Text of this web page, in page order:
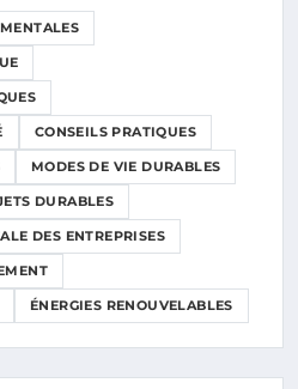
CONSEILS PRATIQUES
MODES DE VIE DURABLES
DURABLES
DES ENTREPRISES
ÉNERGIES RENOUVELABLES